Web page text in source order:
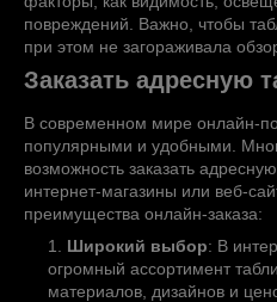
повреждений. Важно, чтобы
при этом не загораживала
Заказать адресную
В современном мире онлайн-
популярными и удобными.
возможность заказать
интернет-магазины или веб-
преимущества онлайн-заказа:
Широкий выбор: В
огромный ассортимент
материалов, дизайнов и